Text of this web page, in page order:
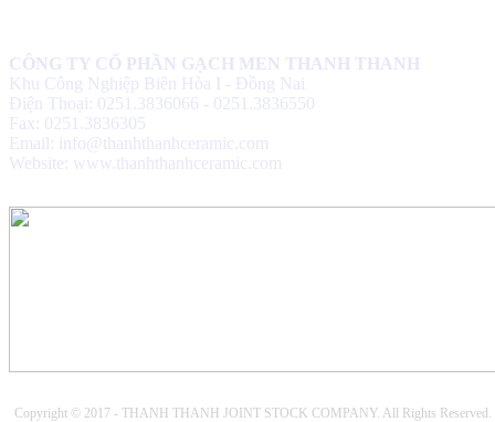
CÔNG TY CỔ PHẦN GẠCH MEN THANH THANH
Khu Công Nghiệp Biên Hòa I - Đồng Nai
Điện Thoại: 0251.3836066 - 0251.3836550
Fax: 0251.3836305
Email: info@thanhthanhceramic.com
Website: www.thanhthanhceramic.com
Copyright © 2017 - THANH THANH JOINT STOCK COMPANY. All Rights Reserved.